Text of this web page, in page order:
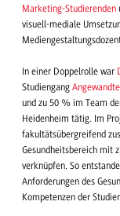
Marketing-Studierenden
visuell-mediale
In einer Doppelrolle war
Studiengang
und zu 50 % im Team
Heidenheim tätig. Im
fakultätsübergreifend
Gesundheitsbereich mit
verknüpfen. So
Anforderungen des
Kompetenzen der